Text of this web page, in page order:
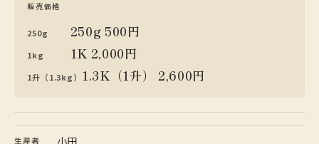
販売価格
250g 250g 500円
1kg 1K 2,000円
1升（1.3kg） 1.3K（1升） 2,600円
生産者 小田